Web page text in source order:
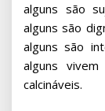
alguns são
alguns são
alguns são
alguns
calcináveis.